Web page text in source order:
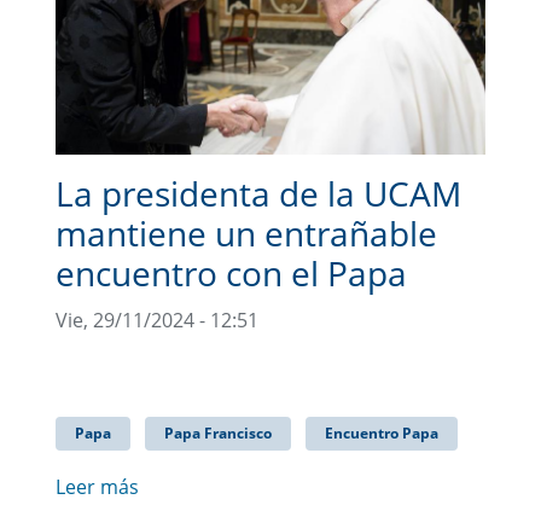
La presidenta de la UCAM
mantiene un entrañable
encuentro con el Papa
Vie, 29/11/2024 - 12:51
Papa Papa Francisco Encuentro Papa
Leer más